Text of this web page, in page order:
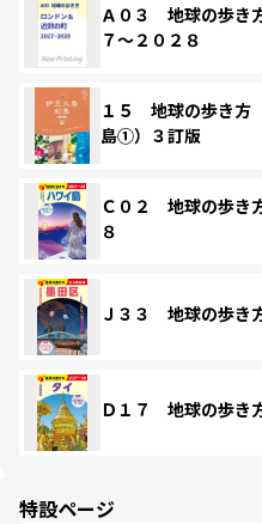
Ａ０３ 地球の歩き
７～２０２８
１５ 地球の歩き
島①）３訂版
Ｃ０２ 地球の歩き
８
Ｊ３３ 地球の歩き
Ｄ１７ 地球の歩
特設ページ